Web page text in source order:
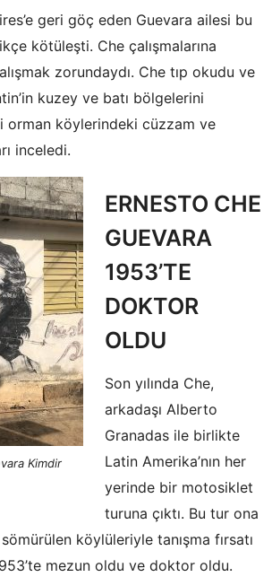
geri göç eden Guevara ailesi bu
kötüleşti. Che çalışmalarına
zorundaydı. Che tıp okudu ve
kuzey ve batı bölgelerini
orman köylerindeki cüzzam ve
inceledi.
Kimdir
ERNESTO CHE
GUEVARA
1953’TE
DOKTOR
OLDU
Son yılında Che,
arkadaşı Alberto
Granadas ile birlikte
Latin Amerika’nın her
yerinde bir motosiklet
turuna çıktı. Bu tur ona
köylüleriyle tanışma fırsatı
mezun oldu ve doktor oldu.